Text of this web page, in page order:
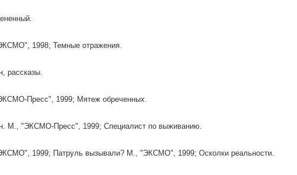
1998; Темные отражения.
рассказы.
Пресс", 1999; Мятеж обреченных.
М., "ЭКСМО-Пресс", 1999; Специалист по выживанию.
1999; Патруль вызывали? М., "ЭКСМО", 1999; Осколки реальности.